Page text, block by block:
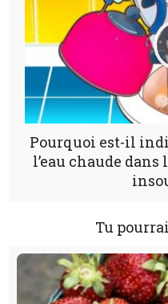
Pourquoi est-il
l’eau chaude dans
Tu